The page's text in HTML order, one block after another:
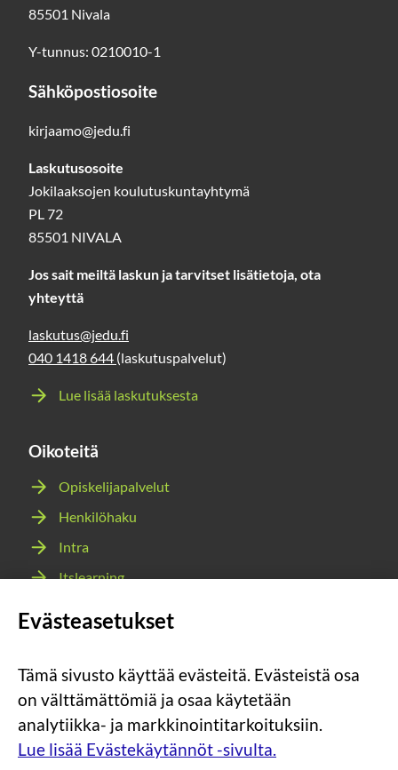
85501 Nivala
Y-tunnus: 0210010-1
Sähköpostiosoite
kirjaamo@jedu.fi
Laskutusosoite
Jokilaaksojen koulutuskuntayhtymä
PL 72
85501 NIVALA
Jos sait meiltä laskun ja tarvitset lisätietoja, ota
yhteyttä
laskutus@jedu.fi
040 1418 644 (laskutuspalvelut)
Lue lisää laskutuksesta
Oikoteitä
Opiskelijapalvelut
Henkilöhaku
Intra
Itslearning
Sosiaalinen
media:
instagram
Sosiaalinen
media:
facebook
Sosiaalinen
media:
youtube
Sosiaalinen
media:
snapchat
Evästeasetukset
Tämä sivusto käyttää evästeitä. Evästeistä osa
on välttämättömiä ja osaa käytetään
analytiikka- ja markkinointitarkoituksiin.
Lue lisää Evästekäytännöt -sivulta.